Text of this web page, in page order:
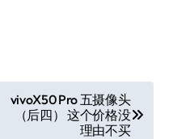
vivoX50 Pro 五摄像头
（后四） 这个价格没
理由不买